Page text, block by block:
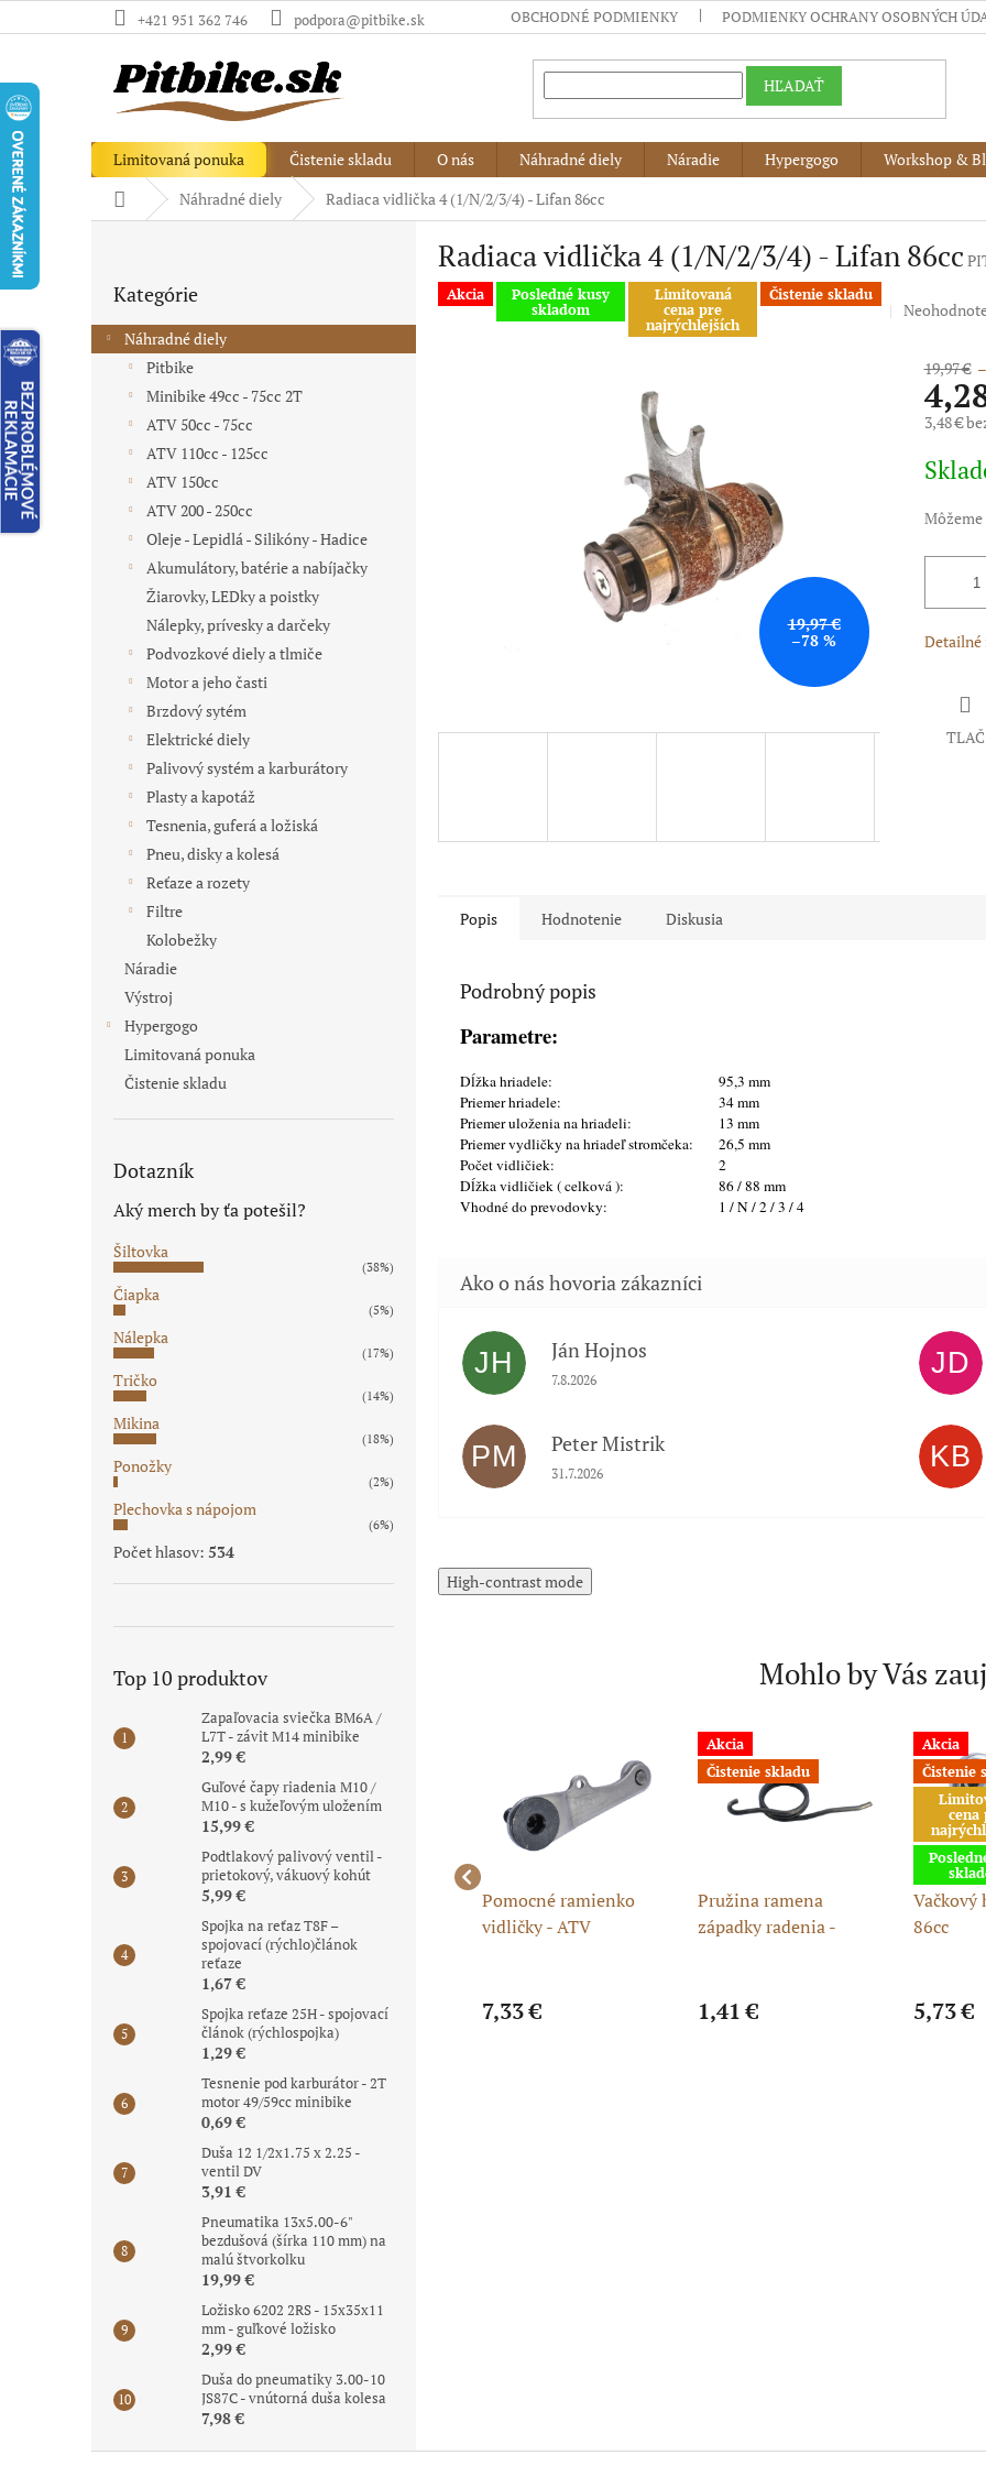
na
+421 951 362 746 podpora@pitbike.sk OBCHODNÉ PODMIENKY PODMIENKY OCHRANY OSOBNÝCH
HĽADAŤ
Limitovaná ponuka Čistenie skladu O nás Náhradné diely Náradie Hypergogo Workshop &
DomovNáhradné diely Radiaca vidlička 4 (1/N/2/3/4) - Lifan 86cc
ý
p
kategórie
Kategórie
Náhradné diely
Pitbike
Minibike 49cc - 75cc 2T
ATV 50cc - 75cc
ATV 110cc - 125cc
ATV 150cc
ATV 200 - 250cc
Oleje - Lepidlá - Silikóny - Hadice
Akumulátory, batérie a nabíjačky
Žiarovky, LEDky a poistky
Nálepky, prívesky a darčeky
Podvozkové diely a tlmiče
Motor a jeho časti
Brzdový sytém
Elektrické diely
Palivový systém a karburátory
Plasty a kapotáž
Tesnenia, guferá a ložiská
Pneu, disky a kolesá
Reťaze a rozety
Filtre
Kolobežky
Náradie
Výstroj
Hypergogo
Limitovaná ponuka
Čistenie skladu
Dotazník
Aký merch by ťa potešil?
Šiltovka
(38%)
Čiapka
(5%)
Nálepka
(17%)
Tričko
(14%)
Mikina
(18%)
Ponožky
(2%)
Plechovka s nápojom
(6%)
Počet hlasov: 534
Top 10 produktov
Zapaľovacia sviečka BM6A /
L7T - závit M14 minibike
2,99 €
Guľové čapy riadenia M10 /
M10 - s kužeľovým uložením
15,99 €
Podtlakový palivový ventil -
prietokový, vákuový kohút
5,99 €
Spojka na reťaz T8F –
spojovací (rýchlo)článok
reťaze
1,67 €
Spojka reťaze 25H - spojovací
článok (rýchlospojka)
1,29 €
Tesnenie pod karburátor - 2T
motor 49/59cc minibike
0,69 €
Duša 12 1/2x1.75 x 2.25 -
ventil DV
3,91 €
Pneumatika 13x5.00-6"
bezdušová (šírka 110 mm) na
malú štvorkolku
19,99 €
Ložisko 6202 2RS - 15x35x11
mm - guľkové ložisko
2,99 €
Duša do pneumatiky 3.00-10
JS87C - vnútorná duša kolesa
7,98 €
Radiaca vidlička 4 (1/N/2/3/4) - Lifan 86cc
Akcia Posledné kusy
skladom
Limitovaná
cena pre
najrýchlejších
Čistenie skladu
Priemerné
hviezdičiek.
19,97 €
–78 %
19,97 €
3,48 €
cena:
TLAČ
Popis Hodnotenie Diskusia
Podrobný popis
Parametre:
Dĺžka hriadele:
95,3 mm
Priemer hriadele:
34 mm
Priemer uloženia na hriadeli:
13 mm
Priemer vydličky na hriadeľ stromčeka:
26,5 mm
Počet vidličiek:
2
Dĺžka vidličiek ( celková ):
86 / 88 mm
Vhodné do prevodovky:
1 / N / 2 / 3 / 4
JH Ján Hojnos
Hodnotenie obchodu je 5 z 5 hviezdičiek.
7.8.2026
JD
PM Peter Mistrik
Hodnotenie obchodu je 5 z 5 hviezdičiek.
31.7.2026
KB
High-contrast mode
Mohlo by Vás
Limitovaná
Mierka oleja ATV 110
Lifan 86cc - 60mm sivá s
tesnením
Novinka
hliníková - žltá
18,95 €
Pomocné ramienko
vidličky - ATV
7,33 €
Akcia
Čistenie skladu
Pružina ramena
západky radenia -
1,41 €
Akcia
Čistenie
cena
Vačkový
86cc
5,73 €